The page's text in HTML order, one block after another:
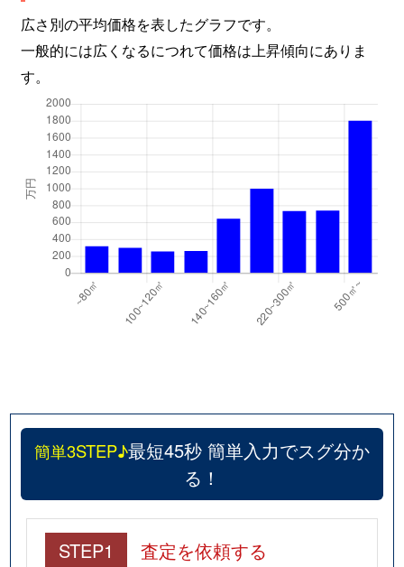
広さ別の平均価格を表したグラフです。
一般的には広くなるにつれて価格は上昇傾向にありま
す。
簡単3STEP♪最短45秒 簡単入力でスグ分か
る！
STEP1 査定を依頼する